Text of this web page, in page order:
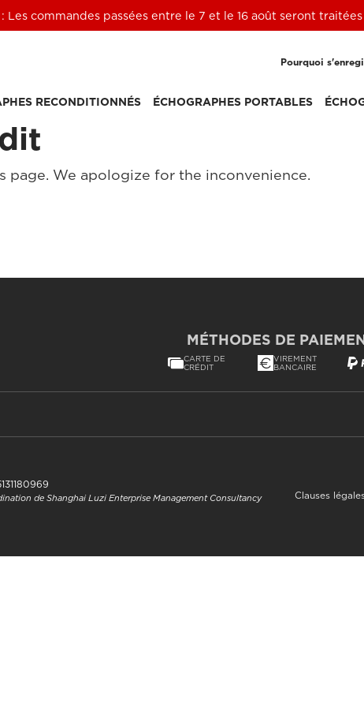
Les commandes passées entre le 7 et le 16 août seront
Pourquoi
RECONDITIONNÉS ÉCHOGRAPHES PORTABLES
page. We apologize for the inconvenience.
MÉTHODES DE
CARTE DE
CRÉDIT
VIREMENT
BANCAIRE
de Shanghai Luzi Enterprise Management Consultancy
Clauses